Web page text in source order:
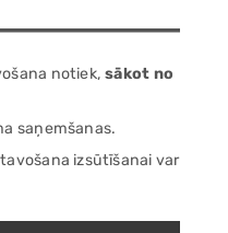
notiek,sākot no
saņemšanas.
izsūtīšanai var